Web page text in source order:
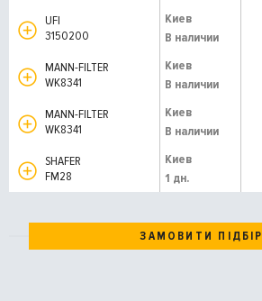
UFI
3150200
Киев
В наличии
MANN-FILTER
WK8341
Киев
В наличии
MANN-FILTER
WK8341
Киев
В наличии
SHAFER
FM28
Киев
1 дн.
ЗАМОВИТИ ПІДБІР